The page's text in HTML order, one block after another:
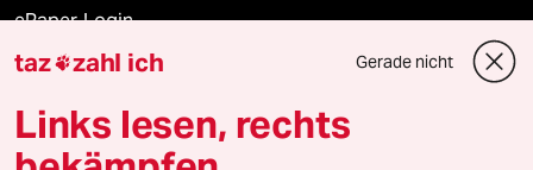
ePaper Login
Downloads für Abonnierende
taz zahl ich Gerade nicht
Links lesen, rechts